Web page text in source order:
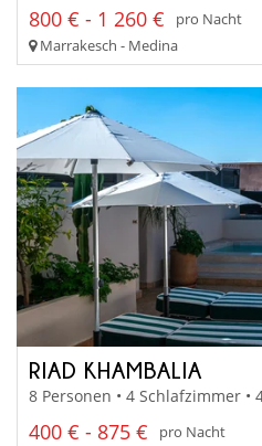
800 € - 1 260 €
pro Nacht
Marrakesch - Medina
RIAD KHAMBALIA
8 Personen • 4 Schlafzimmer •
400 € - 875 €
pro Nacht